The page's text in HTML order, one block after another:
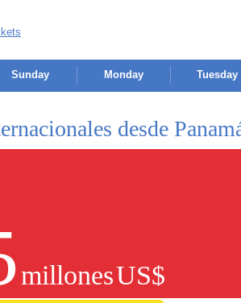
Sunday Monday Tuesday
desde
millonesUS$